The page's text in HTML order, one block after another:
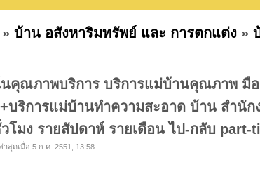
» บ้าน อสังหาริมทรัพย์ และ การตกแต่ง »
นคุณภาพบริการ บริการแม่บ้านคุณภาพ มื
บริการแม่บ้านทำความสะอาด บ้าน สำนัก
โมง รายสัปดาห์ รายเดือน ไป-กลับ
สุดเมื่อ 5 ก.ค. 2551, 13:58.